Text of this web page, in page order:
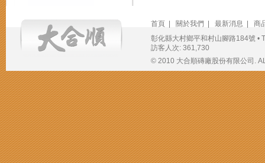
首頁 關於我們 最新消息
商
彰化縣大村鄉平和村山腳路184號 •
訪客人次: 361,730
© 2010 大合順磚廠股份有限公司.